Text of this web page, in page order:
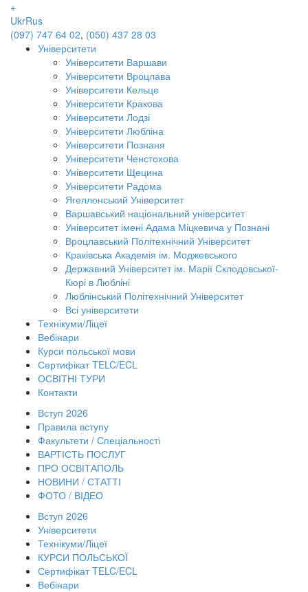
+
UkrRus
(097) 747 64 02, (050) 437 28 03
Університети
Університети Варшави
Університети Вроцлава
Університети Кельце
Університети Кракова
Університети Лодзі
Університети Любліна
Університети Познаня
Університети Ченстохова
Університети Щецина
Університети Радома
Ягеллонський Університет
Варшавський національний університет
Університет імені Адама Міцкевича у Познані
Вроцлавський Політехнічний Університет
Краківська Академія ім. Моджевського
Державний Університет ім. Марії Склодовської-
Кюрі в Любліні
Люблінський Політехнічний Університет
Всі університети
Технікуми/Ліцеї
Вебінари
Курси польської мови
Сертифікат TELC/ECL
ОСВІТНІ ТУРИ
Контакти
Вступ 2026
Правила вступу
Факультети / Спеціальності
ВАРТІСТЬ ПОСЛУГ
ПРО ОСВІТАПОЛЬ
НОВИНИ / СТАТТІ
ФОТО / ВІДЕО
Вступ 2026
Університети
Технікуми/Ліцеї
КУРСИ ПОЛЬСЬКОЇ
Сертифікат TELC/ECL
Вебінари